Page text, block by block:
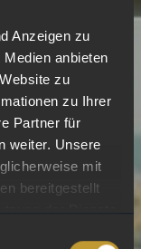
Anzeigen zu
anbieten
zu
zu Ihrer
Partner für
weiter. Unsere
mit
bereitgestellt
der Dienste